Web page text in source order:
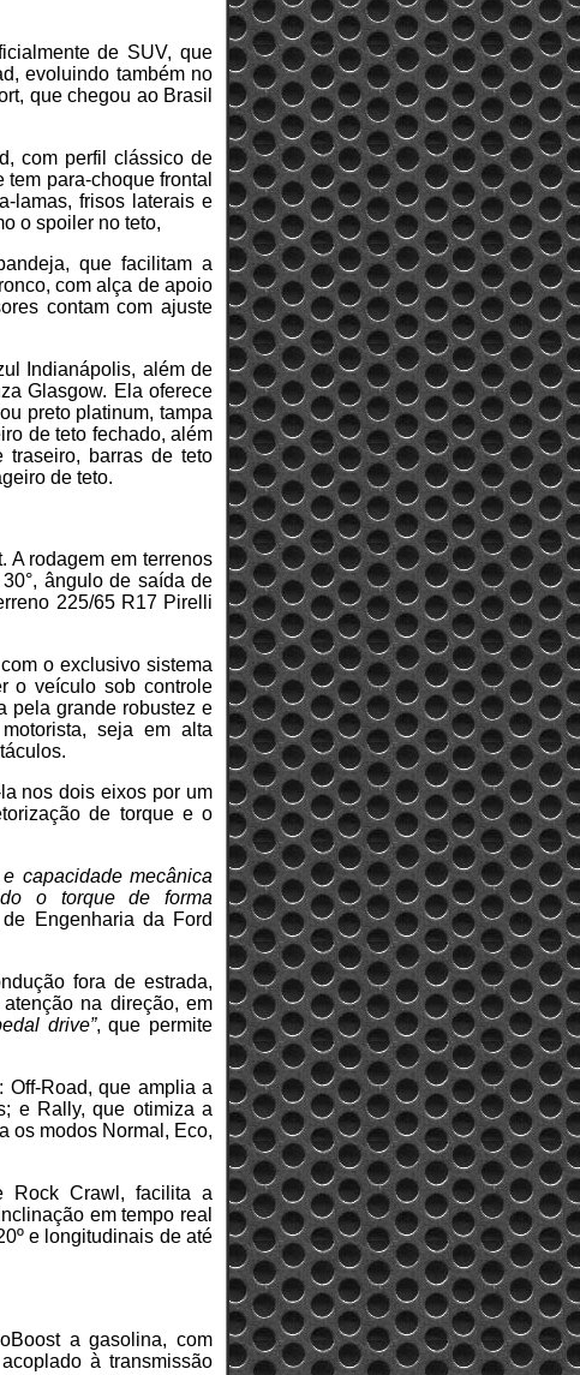
de SUV, que
evoluindo também no
que chegou ao Brasil
com perfil clássico de
para-choque frontal
lamas, frisos laterais e
o spoiler no teto,
que facilitam a
com alça de apoio
contam com ajuste
Indianápolis, além de
Glasgow. Ela oferece
preto platinum, tampa
de teto fechado, além
traseiro, barras de teto
de teto.
A rodagem em terrenos
ângulo de saída de
225/65 R17 Pirelli
o exclusivo sistema
o veículo sob controle
pela grande robustez e
seja em alta
nos dois eixos por um
de torque e o
capacidade mecânica
o torque de forma
Engenharia da Ford
fora de estrada,
na direção, em
drive”, que permite
Off-Road, que amplia a
e Rally, que otimiza a
os modos Normal, Eco,
Rock Crawl, facilita a
em tempo real
e longitudinais de até
a gasolina, com
à transmissão